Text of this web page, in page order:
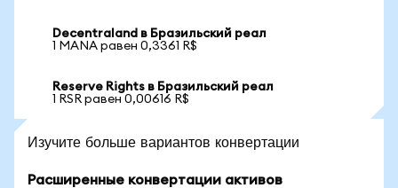
Decentraland в Бразильский реал
1 MANA равен 0,3361 R$
Reserve Rights в Бразильский реал
1 RSR равен 0,00616 R$
Изучите больше вариантов конвертации
Расширенные конвертации активов